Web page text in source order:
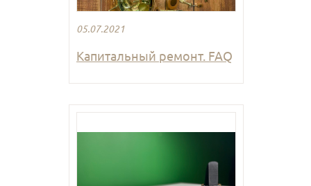
05.07.2021
Капитальный ремонт. FAQ